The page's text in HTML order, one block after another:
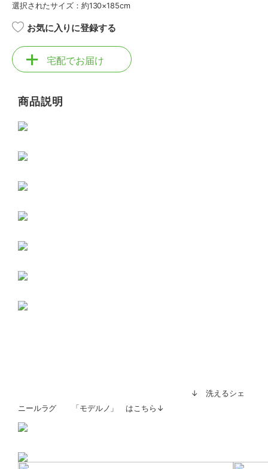
選択されたサイズ：約130×185cm
お気に入りに登録する
宅配でお届け
商品説明
↓ 洗えるシェ
ニールラグ 「モデルノ」 はこちら↓